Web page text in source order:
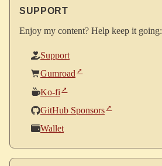
SUPPORT
Enjoy my content? Help keep it going:
Support
Gumroad
Ko-fi
GitHub Sponsors
Wallet